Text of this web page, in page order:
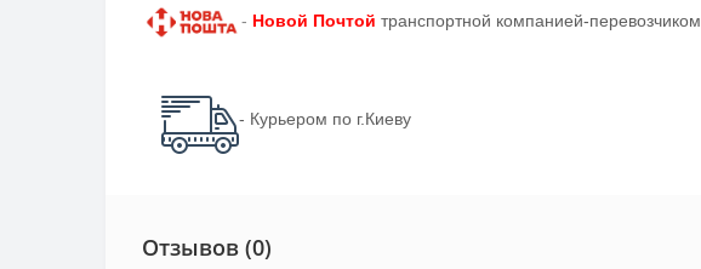
- Новой Почтой транспортной компанией-перевозчиком
- Курьером по г.Киеву
Отзывов (0)